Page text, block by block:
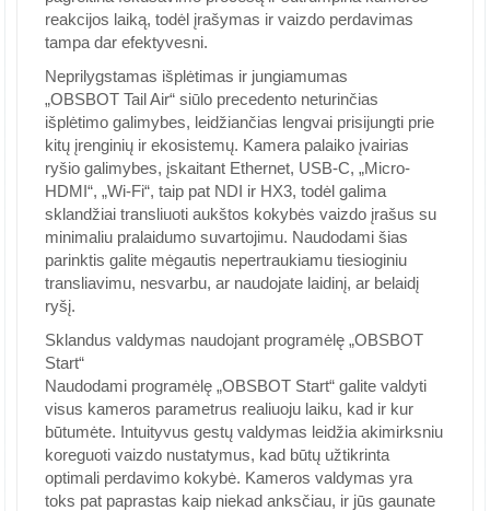
reakcijos laiką, todėl įrašymas ir vaizdo perdavimas
tampa dar efektyvesni.
Neprilygstamas išplėtimas ir jungiamumas
„OBSBOT Tail Air“ siūlo precedento neturinčias
išplėtimo galimybes, leidžiančias lengvai prisijungti prie
kitų įrenginių ir ekosistemų. Kamera palaiko įvairias
ryšio galimybes, įskaitant Ethernet, USB-C, „Micro-
HDMI“, „Wi-Fi“, taip pat NDI ir HX3, todėl galima
sklandžiai transliuoti aukštos kokybės vaizdo įrašus su
minimaliu pralaidumo suvartojimu. Naudodami šias
parinktis galite mėgautis nepertraukiamu tiesioginiu
transliavimu, nesvarbu, ar naudojate laidinį, ar belaidį
ryšį.
Sklandus valdymas naudojant programėlę „OBSBOT
Start“
Naudodami programėlę „OBSBOT Start“ galite valdyti
visus kameros parametrus realiuoju laiku, kad ir kur
būtumėte. Intuityvus gestų valdymas leidžia akimirksniu
koreguoti vaizdo nustatymus, kad būtų užtikrinta
optimali perdavimo kokybė. Kameros valdymas yra
toks pat paprastas kaip niekad anksčiau, ir jūs gaunate